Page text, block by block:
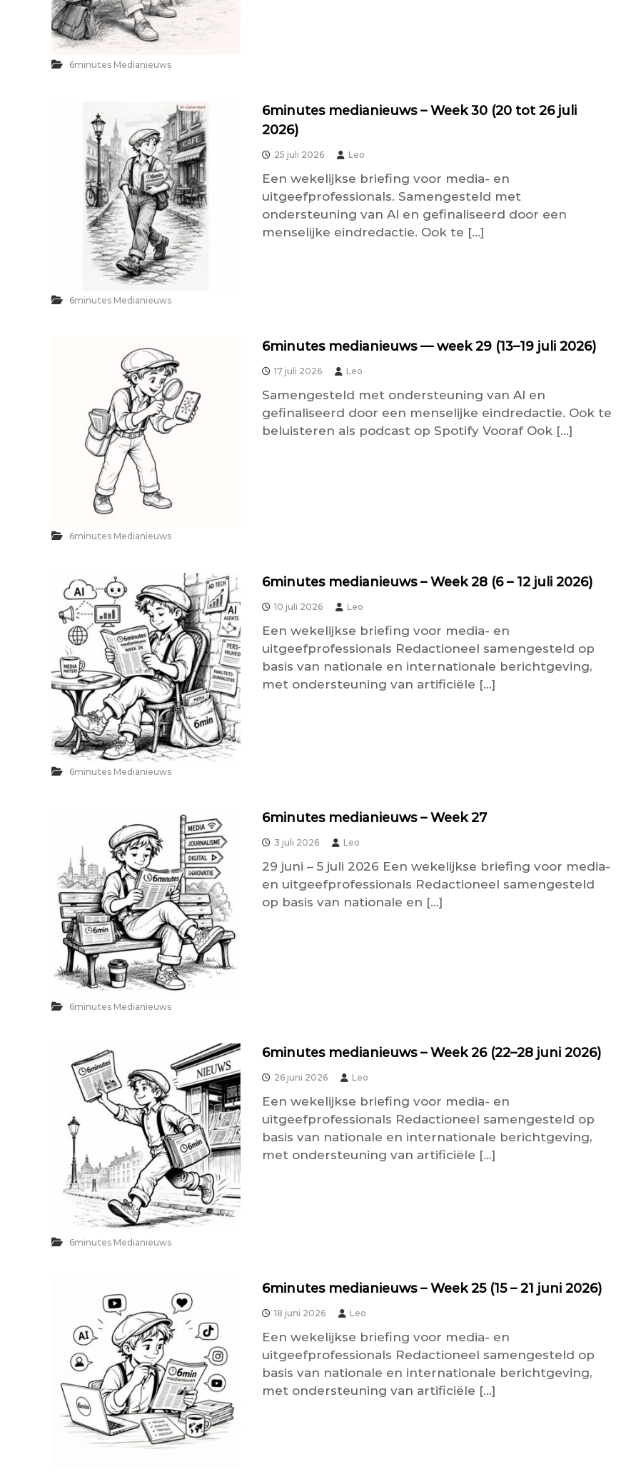
6minutes Medianieuws
6minutes medianieuws – Week 30 (20 tot 26 juli
2026)
25 juli 2026 Leo
Een wekelijkse briefing voor media- en
uitgeefprofessionals. Samengesteld met
ondersteuning van AI en gefinaliseerd door een
menselijke eindredactie. Ook te […]
6minutes Medianieuws
6minutes medianieuws — week 29 (13–19 juli 2026)
17 juli 2026 Leo
Samengesteld met ondersteuning van AI en
gefinaliseerd door een menselijke eindredactie. Ook te
beluisteren als podcast op Spotify Vooraf Ook […]
6minutes Medianieuws
6minutes medianieuws – Week 28 (6 – 12 juli 2026)
10 juli 2026 Leo
Een wekelijkse briefing voor media- en
uitgeefprofessionals Redactioneel samengesteld op
basis van nationale en internationale berichtgeving,
met ondersteuning van artificiële […]
6minutes Medianieuws
6minutes medianieuws – Week 27
3 juli 2026 Leo
29 juni – 5 juli 2026 Een wekelijkse briefing voor media-
en uitgeefprofessionals Redactioneel samengesteld
op basis van nationale en […]
6minutes Medianieuws
6minutes medianieuws – Week 26 (22–28 juni 2026)
26 juni 2026 Leo
Een wekelijkse briefing voor media- en
uitgeefprofessionals Redactioneel samengesteld op
basis van nationale en internationale berichtgeving,
met ondersteuning van artificiële […]
6minutes Medianieuws
6minutes medianieuws – Week 25 (15 – 21 juni 2026)
18 juni 2026 Leo
Een wekelijkse briefing voor media- en
uitgeefprofessionals Redactioneel samengesteld op
basis van nationale en internationale berichtgeving,
met ondersteuning van artificiële […]